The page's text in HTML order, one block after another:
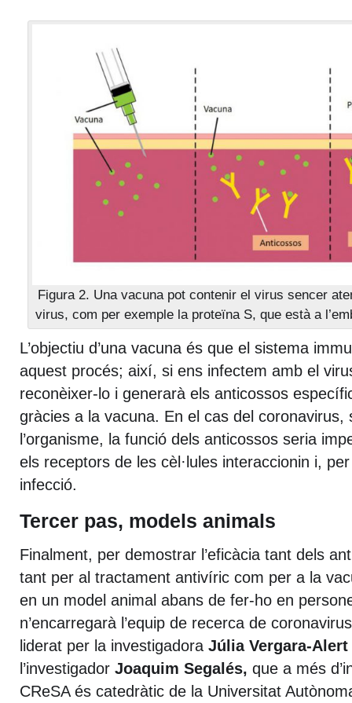
Figura 2. Una vacuna pot contenir el virus sencer
virus, com per exemple la proteïna S, que està a
L’objectiu d’una vacuna és que el sistema
aquest procés; així, si ens infectem amb el
reconèixer-lo i generarà els anticossos
gràcies a la vacuna. En el cas del coronavirus,
l’organisme, la funció dels anticossos seria
els receptors de les cèl·lules interaccionin i,
infecció.
Tercer pas, models animals
Finalment, per demostrar l’eficàcia tant dels
tant per al tractament antivíric com per a la
en un model animal abans de fer-ho en
n’encarregarà l’equip de recerca de
liderat per la investigadora Júlia Vergara-Alert
l’investigador Joaquim Segalés, que a més
CReSA és catedràtic de la Universitat